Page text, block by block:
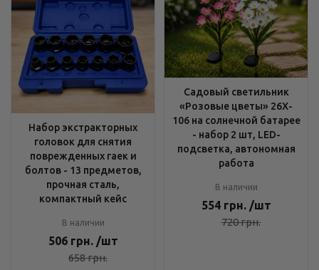
Набор экстракторных
головок для снятия
поврежденных гаек и
болтов - 13 предметов,
прочная сталь,
компактный кейс
В наличии
506 грн. /шт
658грн.
Садовый светильник
«Розовые цветы» 26X-
106 на солнечной батарее
- набор 2 шт, LED-
подсветка, автономная
работа
В наличии
554 грн. /шт
720грн.